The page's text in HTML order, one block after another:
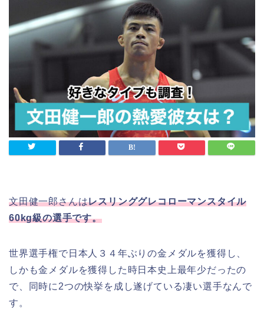
文田健一郎さんはレスリンググレコローマンスタイル
60kg級の選手です。
世界選手権で日本人３４年ぶりの金メダルを獲得し、
しかも金メダルを獲得した時日本史上最年少だったの
で、同時に2つの快挙を成し遂げている凄い選手なんで
す。